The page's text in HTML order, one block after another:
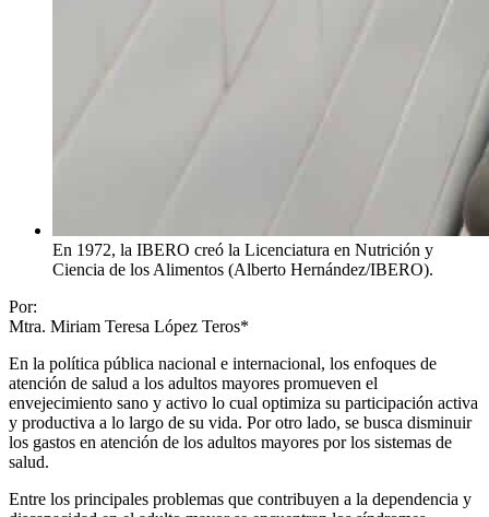
En 1972, la IBERO creó la Licenciatura en Nutrición y
Ciencia de los Alimentos (Alberto Hernández/IBERO).
Por:
Mtra. Miriam Teresa López Teros*
En la política pública nacional e internacional, los enfoques de
atención de salud a los adultos mayores promueven el
envejecimiento sano y activo lo cual optimiza su participación activa
y productiva a lo largo de su vida. Por otro lado, se busca disminuir
los gastos en atención de los adultos mayores por los sistemas de
salud.
Entre los principales problemas que contribuyen a la dependencia y